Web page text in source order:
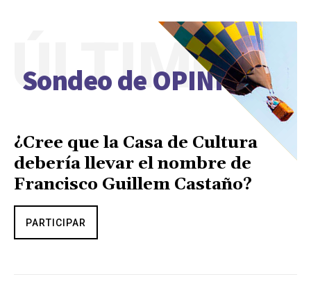
Sondeo de OPINIÓN
ÚLTIMO
¿Cree que la Casa de Cultura
debería llevar el nombre de
Francisco Guillem Castaño?
PARTICIPAR